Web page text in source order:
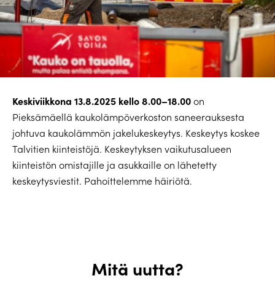
Keskiviikkona 13.8.2025 kello 8.00–18.00on
Pieksämäellä kaukolämpöverkoston saneerauksesta
johtuva kaukolämmön jakelukeskeytys. Keskeytys koskee
Talvitien kiinteistöjä. Keskeytyksen vaikutusalueen
kiinteistön omistajille ja asukkaille on lähetetty
keskeytysviestit. Pahoittelemme häiriötä.
Mitä uutta?